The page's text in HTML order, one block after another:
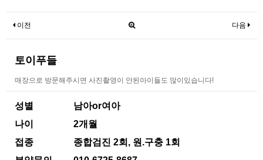
이전 다음
토이푸들
매장으로 방문해주시면 사진촬영이 안된아이들도 많이있습니다!
성별
남아or여아
나이
2개월
접종
종합검진 2회, 원.구충 1회